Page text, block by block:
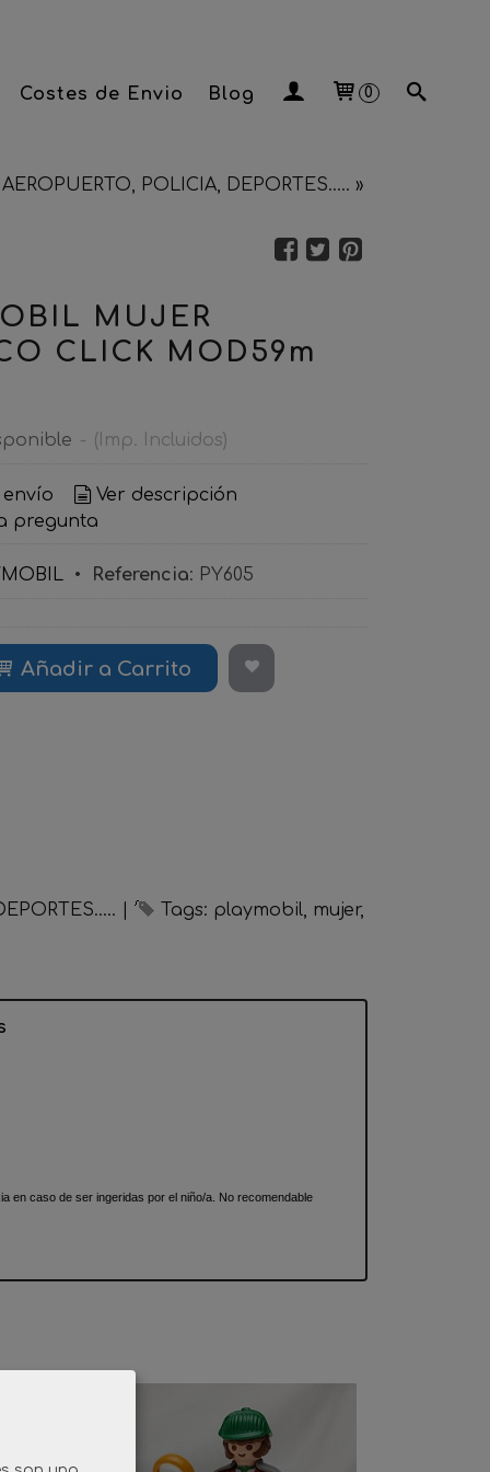
Costes de Envio Blog 0
POLICIA, DEPORTES..... »
MUJER
CLICK MOD59m
- (Imp. Incluidos)
envío
Ver descripción
pregunta
• Referencia: PY605
Añadir a Carrito
Tags: playmobil
mujer
en caso de ser ingeridas por el niño/a. No recomendable